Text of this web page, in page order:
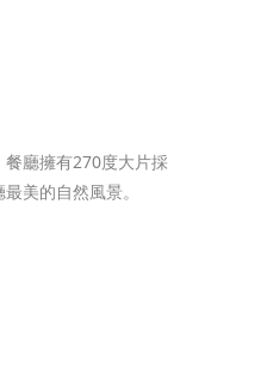
廳擁有270度大片採
美的自然風景。